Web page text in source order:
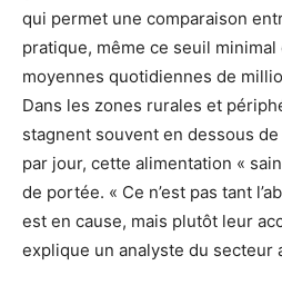
qui permet une comparaison
pratique, même ce seuil
moyennes quotidiennes de
Dans les zones rurales et
stagnent souvent en dessous de
par jour, cette alimentation «
de portée. « Ce n’est pas tant
est en cause, mais plutôt leur
explique un analyste du secteur